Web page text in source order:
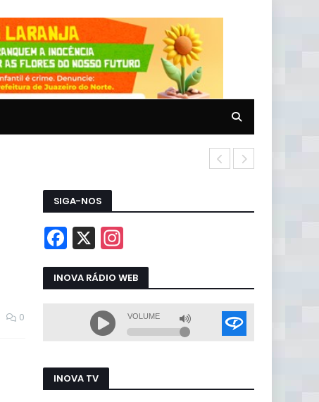
0
SIGA-NOS
INOVA RÁDIO WEB
INOVA TV